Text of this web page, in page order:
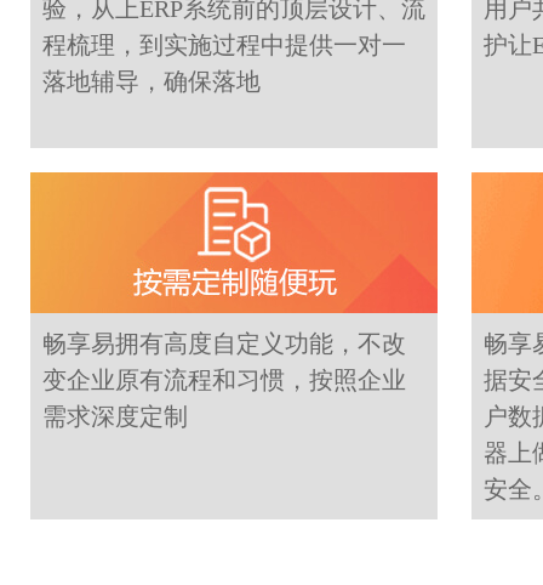
验，从上ERP系统前的顶层设计、流
程梳理，到实施过程中提供一对一
落地辅导，确保落地
用户
护让
畅享易拥有高度自定义功能，不改
变企业原有流程和习惯，按照企业
需求深度定制
畅享
据安
户数
器上
安全